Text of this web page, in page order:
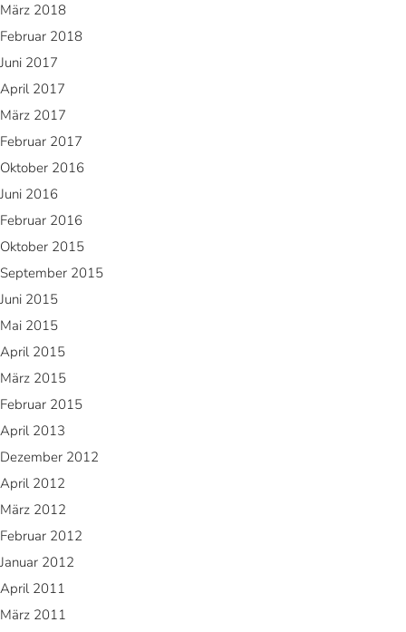
März 2018
Februar 2018
Juni 2017
April 2017
März 2017
Februar 2017
Oktober 2016
Juni 2016
Februar 2016
Oktober 2015
September 2015
Juni 2015
Mai 2015
April 2015
März 2015
Februar 2015
April 2013
Dezember 2012
April 2012
März 2012
Februar 2012
Januar 2012
April 2011
März 2011